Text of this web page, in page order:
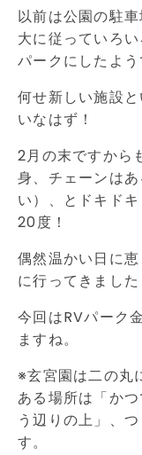
以前は公園の駐
大に従っていろ
パークにしたよう
何せ新しい施設
いなはず！
2月の末ですから
身、チェーンは
い）、とドキド
20度！
偶然温かい日に
に行ってきました
今回はRVパーク
ますね。
※玄宮園は二の丸
ある場所は「か
う辺りの上」、
す。